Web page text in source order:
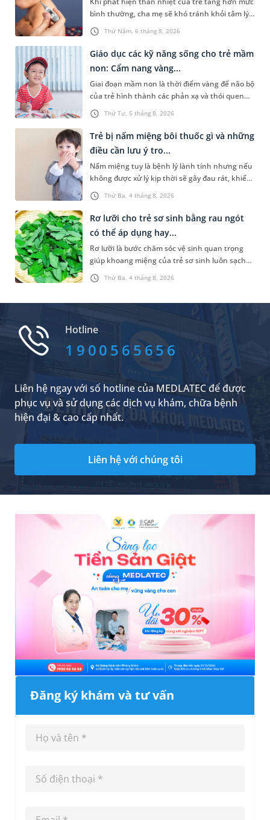
Thứ Năm, 6 tháng 8, 2026
bình thường, cha mẹ sẽ khó tránh khỏi tâm lý
lo lắng. Tuy nhiên, không phải ai cũng biết đo
nhiệt độ ở nách bao nhiêu là sốt ở trẻ em và
cách chăm sóc trẻ sốt sao cho an toàn. Những
chia sẻ dưới đây sẽ cùng cha mẹ tìm hiểu vấn
đề này để giúp bé nhanh hồi phục và phòng
ngừa nguy cơ xảy ra biến chứng.
Thứ Tư, 5 tháng 8, 2026
Giáo dục các kỹ năng sống cho trẻ mầm
non: Cẩm nang vàng...
Giai đoạn mầm non là thời điểm vàng để não bộ
của trẻ hình thành các phản xạ và thói quen
hành vi nền tảng. Việc trang bị sớm các kỹ
năng sống cho trẻ mầm non không chỉ giúp
con vững vàng tự lập từ nhỏ mà còn là chiếc
khiên bảo vệ con an toàn khi bắt đầu bước ra
khám phá thế giới xung quanh.
Thứ Ba, 4 tháng 8, 2026
Trẻ bị nấm miệng bôi thuốc gì và những
điều cần lưu ý tro...
Nấm miệng tuy là bệnh lý lành tính nhưng nếu
không được xử lý kịp thời sẽ gây đau rát, khiến
trẻ quấy khóc và bỏ ăn, bỏ bú. Để giúp con
nhanh chóng khỏi bệnh và ăn ngoan trở lại,
việc hiểu rõ trẻ bị nấm miệng bôi thuốc gì an
toàn, hiệu quả cũng như một số thông tin liên
quan là điều cần thiết để cha mẹ có thể chủ
động hơn trong việc chăm sóc cũng như phòng
ngừa bệnh tái phát.
Thứ Ba, 4 tháng 8, 2026
Rơ lưỡi cho trẻ sơ sinh bằng rau ngót
có thể áp dụng hay...
Rơ lưỡi là bước chăm sóc vệ sinh quan trọng
giúp khoang miệng của trẻ sơ sinh luôn sạch
sẽ, hạn chế cặn sữa tích tụ và giảm nguy cơ
nấm miệng. Để thực hiện điều này, không ít
bằng rau ngót. Vậy đây có phải là phương pháp
mẹ có thêm thông tin để chủ động chăm sóc
khoang miệng cho trẻ đúng cách.
Hotline
1900565656
Liên hệ ngay với số hotline của MEDLATEC để được
phục vụ và sử dụng các dịch vụ khám, chữa bệnh
hiện đại & cao cấp nhất.
Liên hệ với chúng tôi
Đăng ký khám và tư vấn